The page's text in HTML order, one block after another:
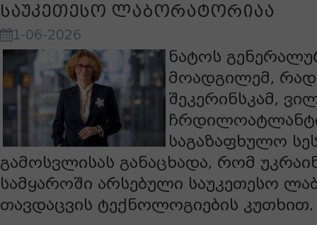
საუკეთესო ლაბორატორიაა
1-06-2026
ნატოს
მოადგილემ,
შეკერინსკამ,
საგაზაფხულო
გამოსვლისას განაცხადა, რომ
სამყაროში არსებული საუკეთესო
თავდაცვის ტექნოლოგიების კუთხით.